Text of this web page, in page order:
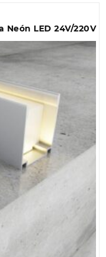
LED 24V/220V